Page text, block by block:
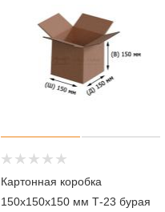
Картонная коробка
150х150х150 мм Т-23 бурая